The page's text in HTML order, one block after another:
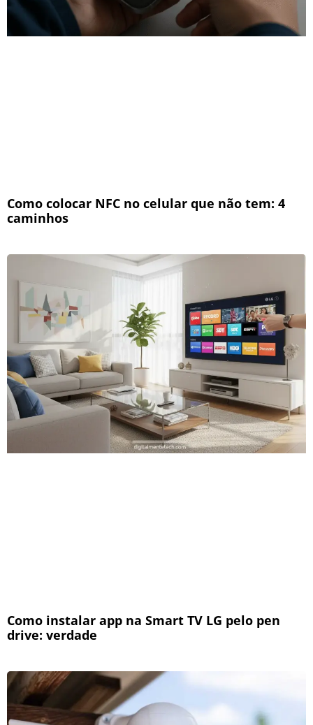
Como colocar NFC no celular que não tem: 4
caminhos
Como instalar app na Smart TV LG pelo pen
drive: verdade